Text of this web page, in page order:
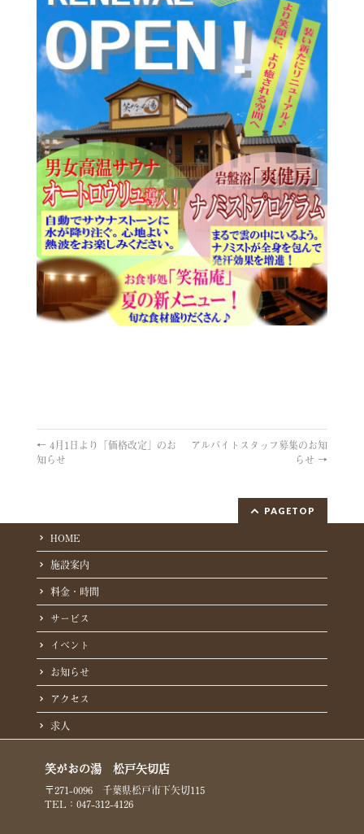
← 4月1日より「価格改定」のお
知らせ
アルバイトスタッフ募集のお知
らせ →
PAGETOP
HOME
施設案内
料金・時間
サービス
イベント
お知らせ
アクセス
求人
笑がおの湯 松戸矢切店
〒271-0096 千葉県松戸市下矢切115
TEL：047-312-4126